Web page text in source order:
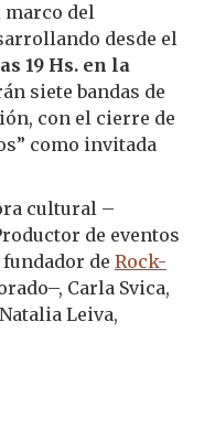
marco del
desde el
19 Hs. en la
siete bandas de
con el cierre de
como invitada
cultural –
de eventos
de Rock-
Carla Svica,
Leiva,